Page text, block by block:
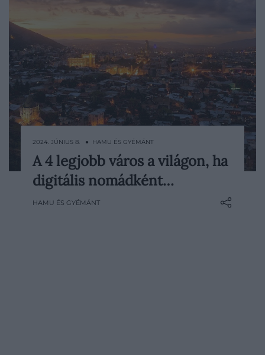
Most, hogy minden eddiginél
elterjedtebb a home office, napról napra
többen próbálják ki a digitális nomád
2024. JÚNIUS 8. ● HAMU ÉS GYÉMÁNT
A 4 legjobb város a világon, ha
digitális nomádként…
HAMU ÉS GYÉMÁNT